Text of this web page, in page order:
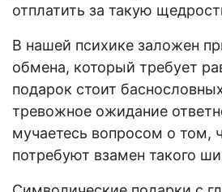
отплатить за такую
В нашей психике заложен
обмена, который требует
подарок стоит
тревожное ожидание
мучаетесь вопросом о том,
потребуют взамен такого